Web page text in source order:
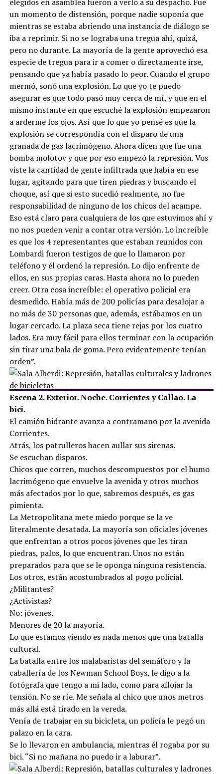
un momento de distensión, porque nadie suponía que
mientras se estaba abriendo una instancia de diálogo se
iba a reprimir. Si no se lograba una tregua ahí, quizá,
pero no durante. La mayoría de la gente aprovechó esa
especie de tregua para ir a comer o directamente irse,
pensando que ya había pasado lo peor. Cuando el grupo
mermó, sonó una explosión. Lo que yo te puedo
asegurar es que todo pasó muy cerca de mí, y que en el
mismo instante en que escuché la explosión empezaron
a arderme los ojos. Así que lo que yo pensé es que la
explosión se correspondía con el disparo de una
granada de gas lacrimógeno. Ahora dicen que fue una
bomba molotov y que por eso empezó la represión. Vos
viste la cantidad de gente infiltrada que había en ese
lugar, agitando para que tiren piedras y buscando el
choque, así que si esto sucedió realmente, no fue
responsabilidad de ninguno de los chicos del acampe.
Eso está claro para cualquiera de los que estuvimos ahí y
no nos pueden venir a contar otra versión. Lo increíble
es que los 4 representantes que estaban reunidos con
Lombardi fueron testigos de que lo llamaron por
teléfono y él ordenó la represión. Lo dijo enfrente de
ellos, en sus propias caras. Hasta ahora no lo pueden
creer. Otra cosa increíble: el operativo policial era
desmedido. Había más de 200 policías para desalojar a
no más de 30 personas que, además, estábamos en un
lugar cercado. La plaza seca tiene rejas por los cuatro
lados. Era muy fácil para ellos terminar con la ocupación
sin tirar una bala de goma. Pero evidentemente tenían
orden”.
Escena 2. Exterior. Noche. Corrientes y Callao. La
bici.
El camión hidrante avanza a contramano por la avenida
Corrientes.
Atrás, los patrulleros hacen aullar sus sirenas.
Se escuchan disparos.
Chicos que corren, muchos descompuestos por el humo
lacrimógeno que envuelve la avenida y otros muchos
más afectados por lo que, sabremos después, es gas
pimienta.
La Metropolitana mete miedo porque se la ve
literalmente desatada. La mayoría son oficiales jóvenes
que enfrentan a otros pocos jóvenes que les tiran
piedras, palos, lo que encuentran. Unos no están
preparados para que se le oponga ninguna resistencia.
Los otros, están acostumbrados al pogo policial.
¿Militantes?
¿Activistas?
No: jóvenes.
Menores de 20 la mayoría.
Lo que estamos viendo es nada menos que una batalla
cultural.
La batalla entre los malabaristas del semáforo y la
caballería de los Newman School Boys, le digo a la
fotógrafa que tengo a mi lado, como para aflojar la
tensión. No se ríe. Me señala al chico que unos metros
más allá está tirado en la vereda.
Venía de trabajar en su bicicleta, un policía le pegó un
palazo en la cara.
Se lo llevaron en ambulancia, mientras él rogaba por su
bici. “Si no mañana no puedo ir a laburar”.